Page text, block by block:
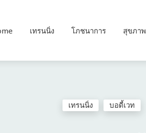
เทรนนิ่ง โภชนาการ สุขภาพ
เทรนนิ่ง บอดี้เวท